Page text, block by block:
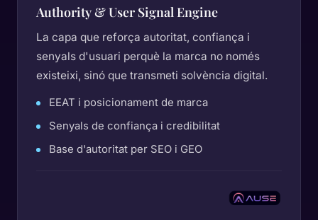
Authority & User Signal Engine
La capa que reforça autoritat, confiança i
senyals d'usuari perquè la marca no només
existeixi, sinó que transmeti solvència digital.
EEAT i posicionament de marca
Senyals de confiança i credibilitat
Base d'autoritat per SEO i GEO